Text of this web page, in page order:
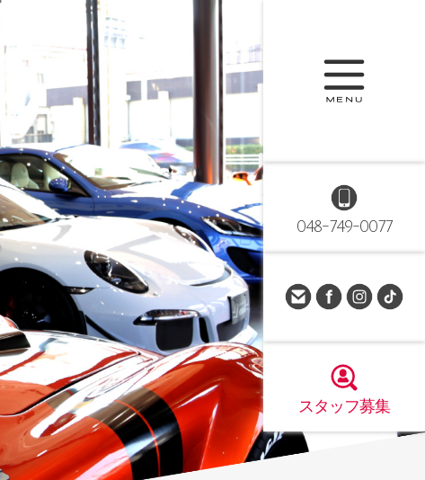
048-749-0077
スタッフ募集